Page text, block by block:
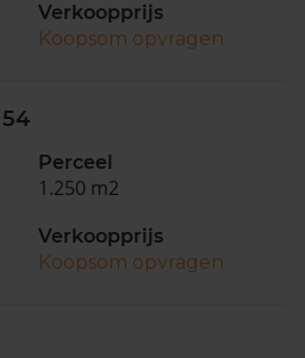
Verkoopprijs
Koopsom opvragen
Perceel
1.250 m2
Verkoopprijs
Koopsom opvragen